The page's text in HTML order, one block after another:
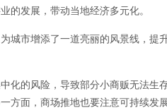
的发展，带动当地经济多元化。
城市增添了一道亮丽的风景线，提
化的风险，导致部分小商贩无法生
方面，商场推地也要注意可持续发